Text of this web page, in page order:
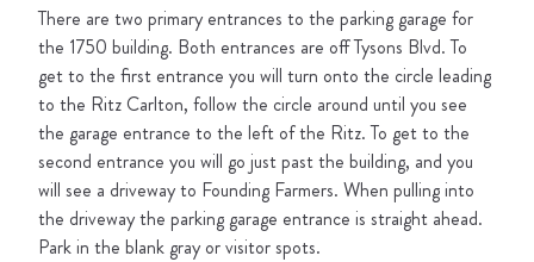
There are two primary entrances to the parking garage for
the 1750 building. Both entrances are off Tysons Blvd. To
get to the first entrance you will turn onto the circle leading
to the Ritz Carlton, follow the circle around until you see
the garage entrance to the left of the Ritz. To get to the
second entrance you will go just past the building, and you
will see a driveway to Founding Farmers. When pulling into
the driveway the parking garage entrance is straight ahead.
Park in the blank gray or visitor spots.